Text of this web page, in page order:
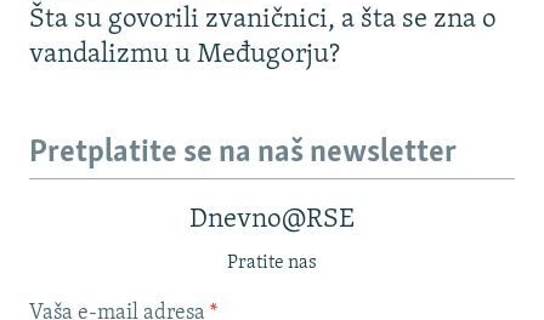
Šta su govorili zvaničnici, a šta se zna o
vandalizmu u Međugorju?
Pretplatite se na naš newsletter
Dnevno@RSE
Pratite nas
Vaša e-mail adresa *